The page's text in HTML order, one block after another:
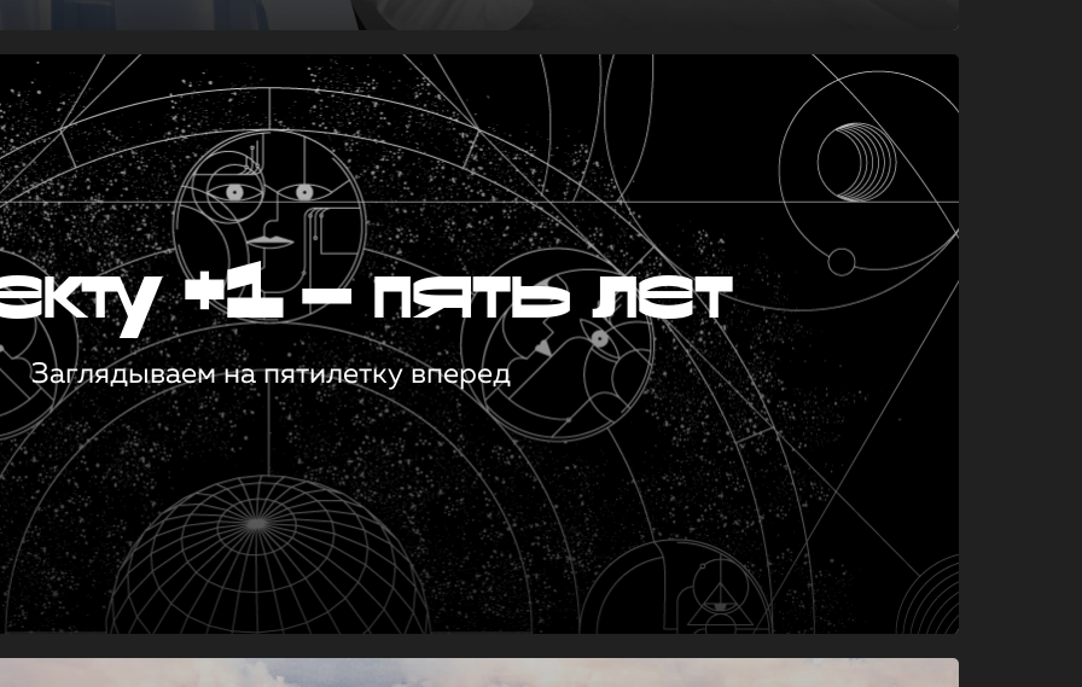
+1 — пять лет
Заглядываем на пятилетку вперед